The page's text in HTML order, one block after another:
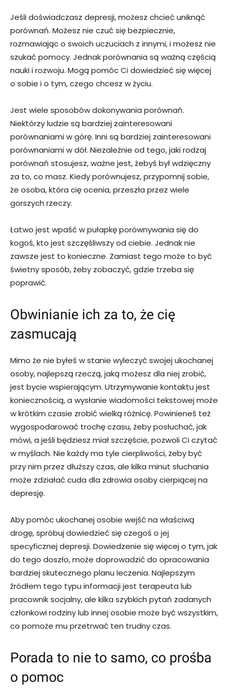
Jeśli doświadczasz depresji, możesz chcieć uniknąć
porównań. Możesz nie czuć się bezpiecznie,
rozmawiając o swoich uczuciach z innymi, i możesz nie
szukać pomocy. Jednak porównania są ważną częścią
nauki i rozwoju. Mogą pomóc Ci dowiedzieć się więcej
o sobie i o tym, czego chcesz w życiu.
Jest wiele sposobów dokonywania porównań.
Niektórzy ludzie są bardziej zainteresowani
porównaniami w górę. Inni są bardziej zainteresowani
porównaniami w dół. Niezależnie od tego, jaki rodzaj
porównań stosujesz, ważne jest, żebyś był wdzięczny
za to, co masz. Kiedy porównujesz, przypomnij sobie,
że osoba, która cię ocenia, przeszła przez wiele
gorszych rzeczy.
Łatwo jest wpaść w pułapkę porównywania się do
kogoś, kto jest szczęśliwszy od ciebie. Jednak nie
zawsze jest to konieczne. Zamiast tego może to być
świetny sposób, żeby zobaczyć, gdzie trzeba się
poprawić.
Obwinianie ich za to, że cię
zasmucają
Mimo że nie byłeś w stanie wyleczyć swojej ukochanej
osoby, najlepszą rzeczą, jaką możesz dla niej zrobić,
jest bycie wspierającym. Utrzymywanie kontaktu jest
koniecznością, a wysłanie wiadomości tekstowej może
w krótkim czasie zrobić wielką różnicę. Powinieneś też
wygospodarować trochę czasu, żeby posłuchać, jak
mówi, a jeśli będziesz miał szczęście, pozwoli Ci czytać
w myślach. Nie każdy ma tyle cierpliwości, żeby być
przy nim przez dłuższy czas, ale kilka minut słuchania
może zdziałać cuda dla zdrowia osoby cierpiącej na
depresję.
Aby pomóc ukochanej osobie wejść na właściwą
drogę, spróbuj dowiedzieć się czegoś o jej
specyficznej depresji. Dowiedzenie się więcej o tym, jak
do tego doszło, może doprowadzić do opracowania
bardziej skutecznego planu leczenia. Najlepszym
źródłem tego typu informacji jest terapeuta lub
pracownik socjalny, ale kilka szybkich pytań zadanych
członkowi rodziny lub innej osobie może być wszystkim,
co pomoże mu przetrwać ten trudny czas.
Porada to nie to samo, co prośba
o pomoc